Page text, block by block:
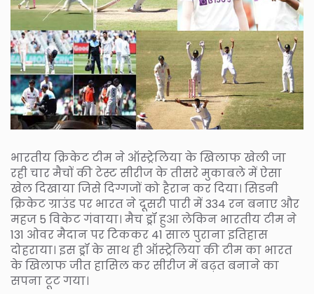
भारतीय क्रिकेट टीम ने ऑस्ट्रेलिया के खिलाफ खेली जा
रही चार मैचों की टेस्ट सीरीज के तीसरे मुकाबले में ऐसा
खेल दिखाया जिसे दिग्गजों को हैरान कर दिया। सिडनी
क्रिकेट ग्राउंड पर भारत ने दूसरी पारी में 334 रन बनाए और
महज 5 विकेट गंवाया। मैच ड्रॉ हुआ लेकिन भारतीय टीम ने
131 ओवर मैदान पर टिककर 41 साल पुराना इतिहास
दोहराया। इस ड्रॉ के साथ ही ऑस्ट्रेलिया की टीम का भारत
के खिलाफ जीत हासिल कर सीरीज में बढ़त बनाने का
सपना टूट गया।